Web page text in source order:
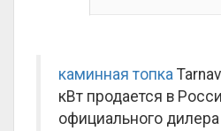
каминная топка
кВт продается в
официального дилера